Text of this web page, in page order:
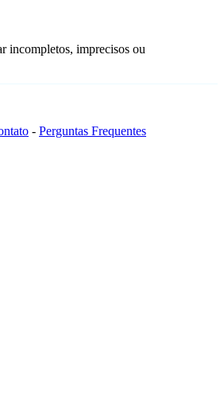
incompletos, imprecisos ou
- Perguntas Frequentes